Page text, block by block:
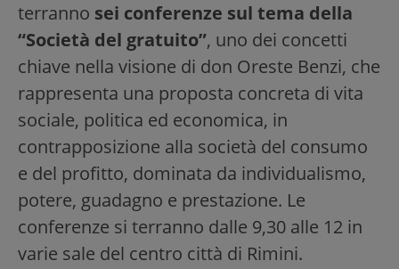
terranno sei conferenze sul tema della
“Società del gratuito”, uno dei concetti
chiave nella visione di don Oreste Benzi, che
rappresenta una proposta concreta di vita
sociale, politica ed economica, in
contrapposizione alla società del consumo
e del profitto, dominata da individualismo,
potere, guadagno e prestazione. Le
conferenze si terranno dalle 9,30 alle 12 in
varie sale del centro città di Rimini.